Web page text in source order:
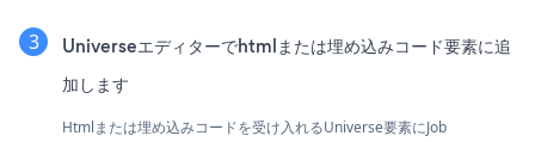
Universeエディターでhtmlまたは埋め込みコード要素に追
加します
Htmlまたは埋め込みコードを受け入れるUniverse要素にJob